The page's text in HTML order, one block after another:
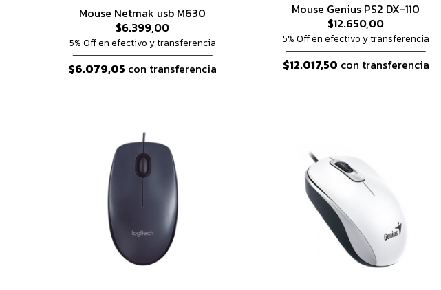
Mouse Netmak usb M630
$6.399,00
5% Off en efectivo y transferencia
$6.079,05 con transferencia
Mouse Genius PS2 DX-110
$12.650,00
5% Off en efectivo y transferencia
$12.017,50 con transferencia